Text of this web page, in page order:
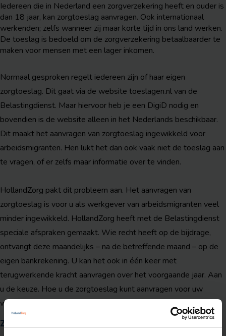
Iedereen die in Nederland een zorgverzekering heeft en ouder is
dan 18 jaar, kan zorgtoeslag aanvragen. Ook internationaal
werkenden; zelfs wanneer zij maar korte tijd in ons land werken.
De toeslag is bedoeld om de zorgverzekering betaalbaarder te
maken voor mensen met een lager inkomen.
Normaal gesproken regelt iedereen zijn of haar eigen
zorgtoeslag. Dit gaat via de website toeslagen.nl van de
Belastingdienst. Maar hiervoor heb je een DigiD nodig en
bovendien is de website alleen in het Nederlands beschikbaar.
Dit maakt het aanvragen van zorgtoeslag ingewikkeld voor
arbeidsmigranten. Hen lukt het dan ook vaak niet de toeslag aan
te vragen, of er zelfs maar informatie over te vinden.
HollandZorg pakt dit probleem aan. Het aanvragen van
zorgtoeslag is voor u als werkgever van arbeidsmigranten veel
minder ingewikkeld. HollandZorg heeft met de Belastingdienst
speciale afspraken gemaakt. Wie recht heeft op de bijdrage,
ontvangt deze maandelijks – na de betreffende maand – op de
eigen bankrekening. U kan het ook in één keer met
terugwerkende kracht aanvragen over het voorgaande jaar. Aan
u de keuze. Hoe u de zorgtoeslag kunt aanvragen voor uw
werknemers, leest u hieronder. U zult zien, het is een makkie.
Zorgtoeslag voor individuele medewerkers